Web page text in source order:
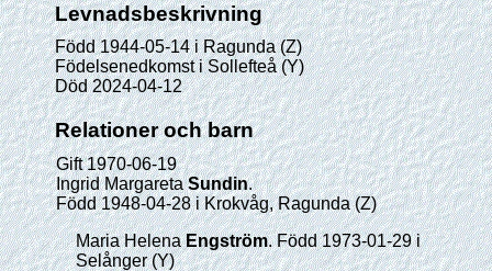
Levnadsbeskrivning
Född 1944-05-14 i Ragunda (Z)
Födelsenedkomst i Sollefteå (Y)
Död 2024-04-12
Relationer och barn
Gift 1970-06-19
Ingrid Margareta Sundin.
Född 1948-04-28 i Krokvåg, Ragunda (Z)
Maria Helena Engström. Född 1973-01-29 i
Selånger (Y)